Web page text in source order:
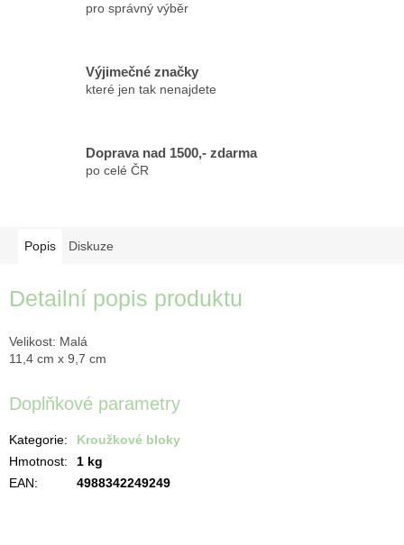
pro správný výběr
Výjimečné značky
které jen tak nenajdete
Doprava nad 1500,- zdarma
po celé ČR
Popis Diskuze
Detailní popis produktu
Velikost: Malá
11,4 cm x 9,7 cm
Doplňkové parametry
Kategorie:
Kroužkové bloky
Hmotnost:
1 kg
EAN: 4988342249249